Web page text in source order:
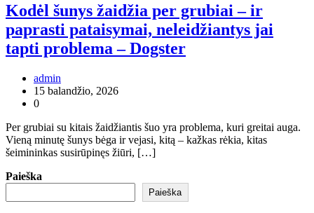
Kodėl šunys žaidžia per grubiai – ir
paprasti pataisymai, neleidžiantys jai
tapti problema – Dogster
admin
15 balandžio, 2026
0
Per grubiai su kitais žaidžiantis šuo yra problema, kuri greitai auga.
Vieną minutę šunys bėga ir vejasi, kitą – kažkas rėkia, kitas
šeimininkas susirūpinęs žiūri, […]
Paieška
Paieška